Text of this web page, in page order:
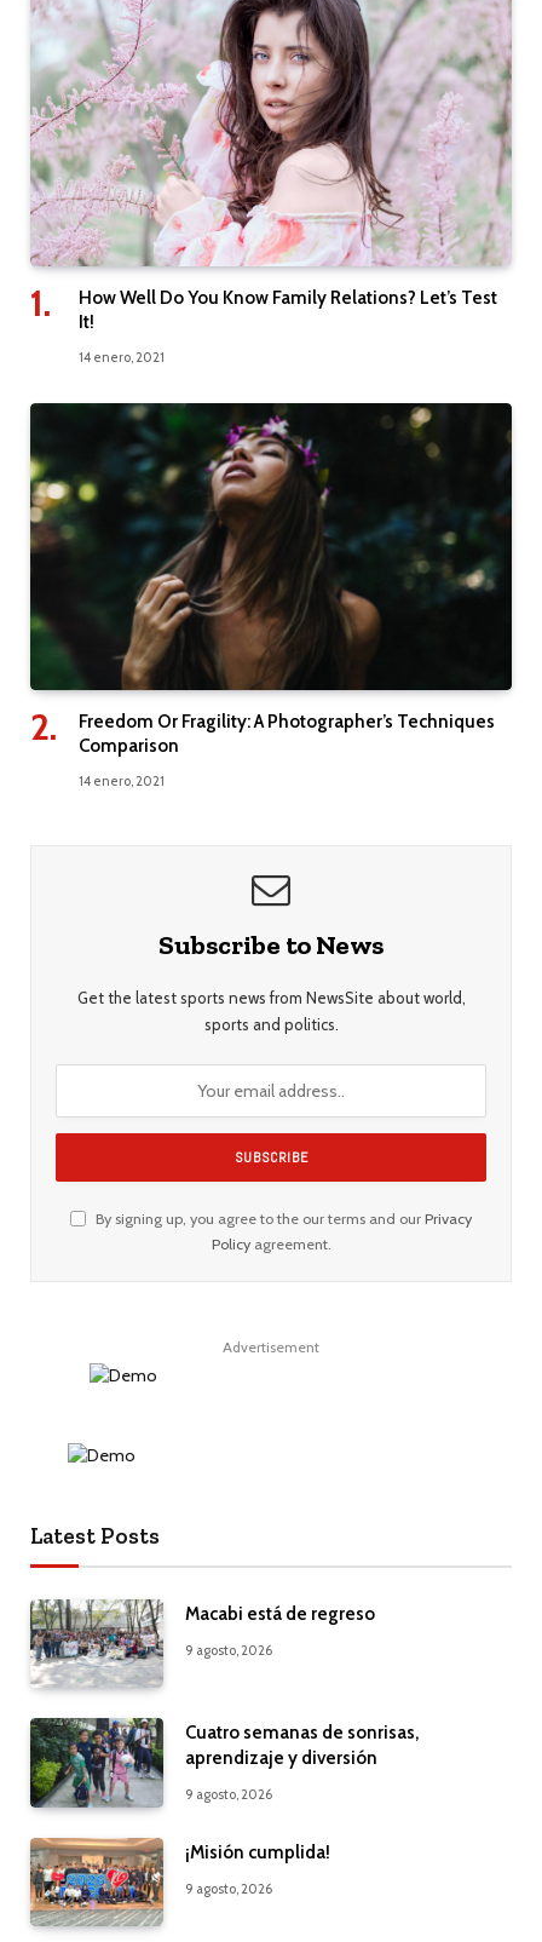
How Well Do You Know Family Relations? Let’s Test
It!
14 enero, 2021
Freedom Or Fragility: A Photographer’s Techniques
Comparison
14 enero, 2021
Subscribe to News
Get the latest sports news from NewsSite about world,
sports and politics.
By signing up, you agree to the our terms and our Privacy
Policyagreement.
Advertisement
Latest Posts
Macabi está de regreso
9 agosto, 2026
Cuatro semanas de sonrisas,
aprendizaje y diversión
9 agosto, 2026
¡Misión cumplida!
9 agosto, 2026